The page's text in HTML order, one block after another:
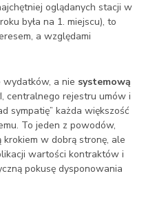
oglądanych stacji w
była na 1. miejscu), to
a względami
wydatków, a nie systemową
centralnego rejestru umów i
sympatię” każda większość
To jeden z powodów,
krokiem w dobrą stronę, ale
wartości kontraktów i
pokusę dysponowania